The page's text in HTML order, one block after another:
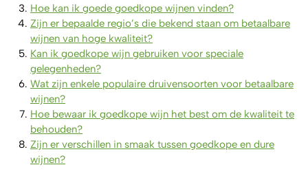
Hoe kan ik goede goedkope wijnen vinden?
Zijn er bepaalde regio’s die bekend staan om betaalbare
wijnen van hoge kwaliteit?
Kan ik goedkope wijn gebruiken voor speciale
gelegenheden?
Wat zijn enkele populaire druivensoorten voor betaalbare
wijnen?
Hoe bewaar ik goedkope wijn het best om de kwaliteit te
behouden?
Zijn er verschillen in smaak tussen goedkope en dure
wijnen?